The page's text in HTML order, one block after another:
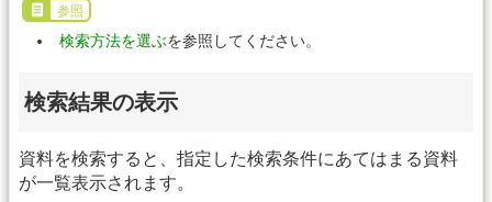
参照
検索方法を選ぶを参照してください。
検索結果の表示
資料を検索すると、指定した検索条件にあてはまる資料
が一覧表示されます。